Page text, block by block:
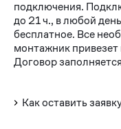
подключения.
до 21 ч., в любой
бесплатное. Все
монтажник
Договор
Как оставить